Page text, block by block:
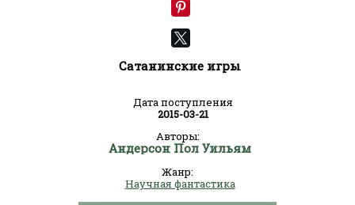
Сатанинские игры
Дата поступления
2015-03-21
Авторы:
Андерсон Пол Уильям
Жанр:
Научная фантастика